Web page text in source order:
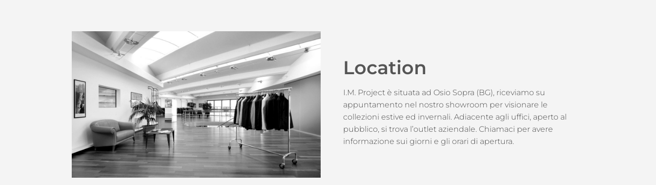
Location
I.M. Project è situata ad Osio Sopra (BG), riceviamo su
appuntamento nel nostro showroom per visionare le
collezioni estive ed invernali. Adiacente agli uffici, aperto al
pubblico, si trova l’outlet aziendale. Chiamaci per avere
informazione sui giorni e gli orari di apertura.